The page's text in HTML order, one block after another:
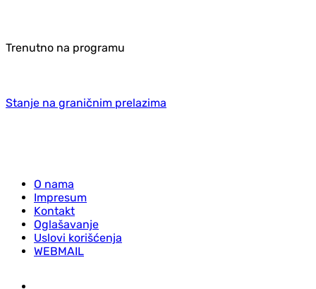
Trenutno na programu
Stanje na graničnim prelazima
O nama
Impresum
Kontakt
Oglašavanje
Uslovi korišćenja
WEBMAIL